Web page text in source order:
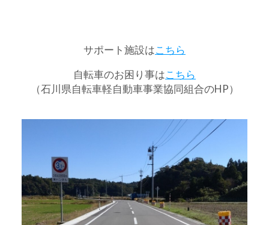
サポート施設はこちら
自転車のお困り事はこちら
（石川県自転車軽自動車事業協同組合のHP）